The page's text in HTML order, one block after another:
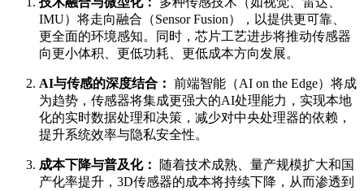
IMU）将走向融合（Sensor Fusion），以提供更可靠、
更全面的环境感知。同时，芯片工艺进步将推动传感器
向更小体积、更低功耗、更低成本方向发展。
AI与传感的深度结合： 前端智能（AI on the Edge）将成
为趋势，传感器将集成更强大的AI处理能力，实现本地
化的实时数据处理和决策，减少对中央处理器的依赖，
提升系统效率与隐私安全性。
成本下降与普及化：
随着技术成熟、量产规模扩大和国
产化率提升，3D传感器的成本将持续下降，从而渗透到